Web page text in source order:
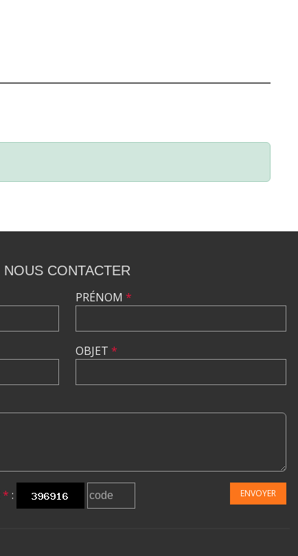
NOUS CONTACTER
PRÉNOM *
OBJET *
* : ENVOYER